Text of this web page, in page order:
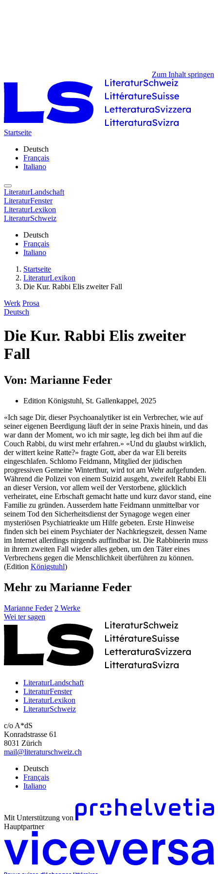
Zum Inhalt springen
Startseite
Deutsch
Français
Italiano
LiteraturLandschaft
LiteraturFenster
LiteraturLexikon
LiteraturSchweiz
Deutsch
Français
Italiano
Startseite
LiteraturLexikon
Die Kur. Rabbi Elis zweiter Fall
Werk Prosa
Deutsch
Die Kur. Rabbi Elis zweiter
Fall
Von: Marianne Feder
Edition Königstuhl, St. Gallenkappel, 2025
«Ich sage Dir, dieser Psychoanalytiker ist ein Verbrecher, wie auf
seiner eigenen Beerdigung läuft der in seine Praxis hinein, und das
war dann der Moment, wo ich mir sagte, leg dich bei ihm auf die
Couch Rabbi, du wirst mehr erfahren.» «Und du glaubst wirklich,
der wittert keine Ratte?» fragte Gott, aber da war Eli bereits
eingeschlafen. Schlomo Feidmann, Mitglied der jüdischen
progressiven Gemeine Winterthur, wird tot am Wehr aufgefunden.
Während die Polizei von einem Suizid ausgeht, zweifelt Rabbi Eli
an dieser Version, vor allem weil der Verstorbene, glücklich
verheiratet, eine Erbschaft gemacht hatte und kurz davor stand, eine
Familie zu gründen. Ausserdem hatte Feidmann unmittelbar vor
seinem Tod den Sicherheitsdienst der Synagoge wegen einer
mysteriösen Psychiatrieakte um Hilfe gebeten. Erste Hinweise
finden sich bei einem Psychiater der Nachkriegszeit, dessen Name
im Internet allerdings nirgends auffindbar ist. Die Rabbinerin muss
in ihrem zweiten Fall wieder alles geben, um den Täter eines
Verbrechens gegen die Menschlichkeit überführen zu können.
(Edition Königstuhl)
Mehr zu Marianne Feder
Marianne Feder 2 Werke
Wei ter sagen
LiteraturLandschaft
LiteraturFenster
LiteraturLexikon
LiteraturSchweiz
c/o A*dS
Konradstrasse 61
8031 Zürich
mail@literaturschweiz.ch
Deutsch
Français
Italiano
Mit Unterstützung von
Hauptpartner